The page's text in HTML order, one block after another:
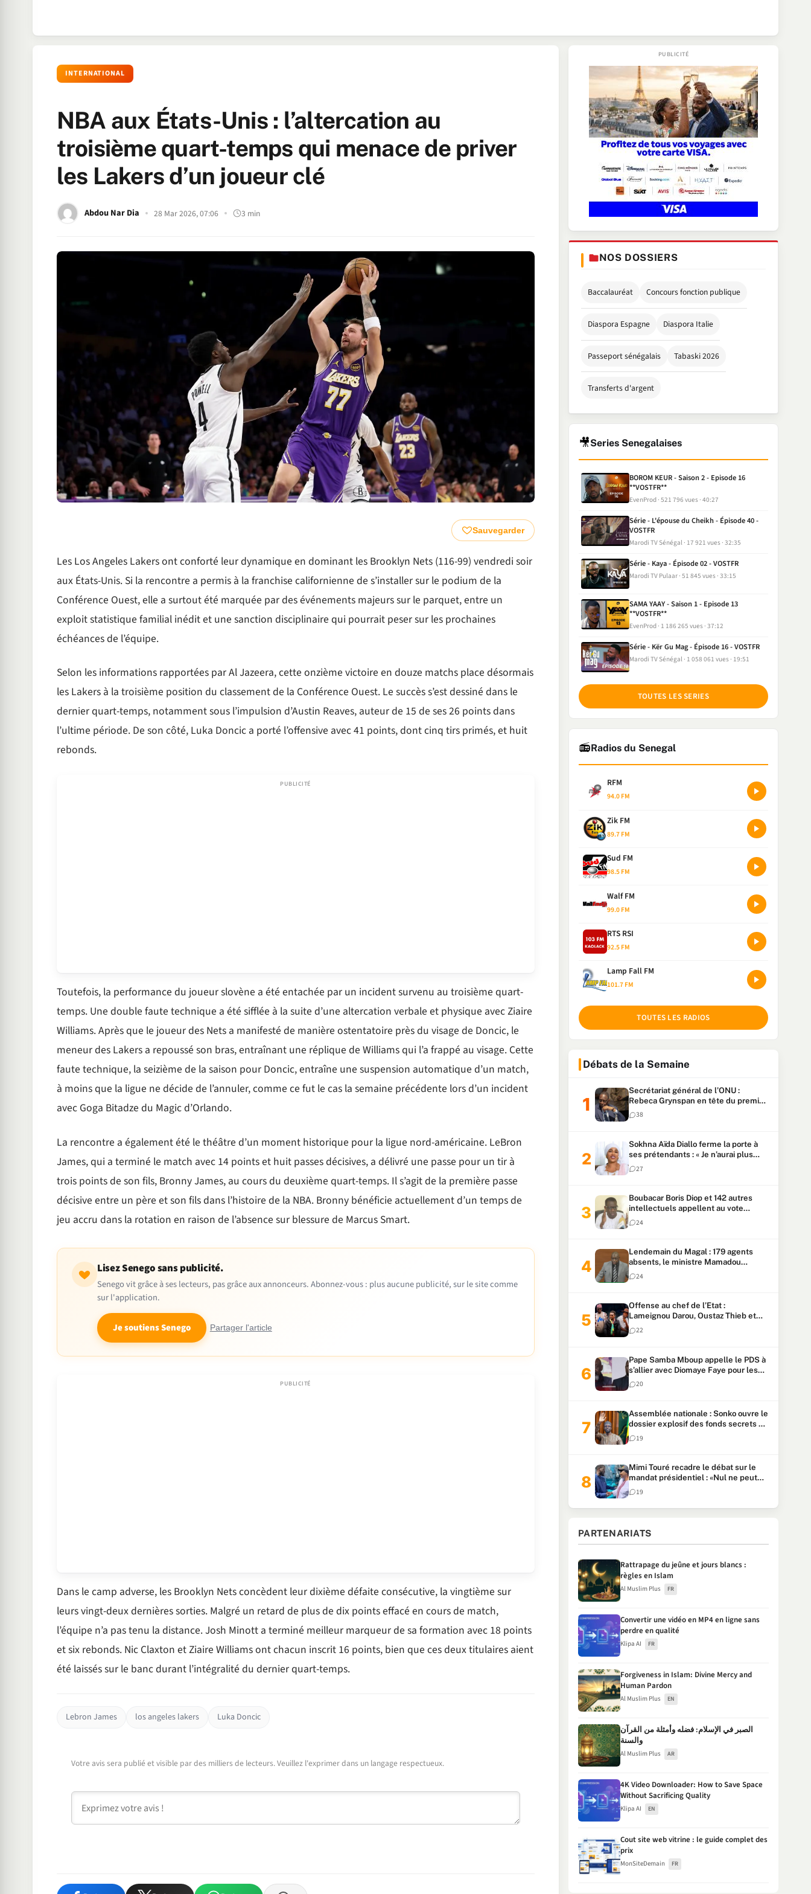
INTERNATIONAL
NBA aux États-Unis : l’altercation au
troisième quart-temps qui menace de priver
les Lakers d’un joueur clé
Abdou Nar Dia 28 Mar 2026, 07:06 3 min
Sauvegarder
Les Los Angeles Lakers ont conforté leur dynamique en dominant les Brooklyn Nets (116-99) vendredi soir
aux États-Unis. Si la rencontre a permis à la franchise californienne de s’installer sur le podium de la
Conférence Ouest, elle a surtout été marquée par des événements majeurs sur le parquet, entre un
exploit statistique familial inédit et une sanction disciplinaire qui pourrait peser sur les prochaines
échéances de l’équipe.
Selon les informations rapportées par Al Jazeera, cette onzième victoire en douze matchs place désormais
les Lakers à la troisième position du classement de la Conférence Ouest. Le succès s’est dessiné dans le
dernier quart-temps, notamment sous l’impulsion d’Austin Reaves, auteur de 15 de ses 26 points dans
l’ultime période. De son côté, Luka Doncic a porté l’offensive avec 41 points, dont cinq tirs primés, et huit
rebonds.
Toutefois, la performance du joueur slovène a été entachée par un incident survenu au troisième quart-
temps. Une double faute technique a été sifflée à la suite d’une altercation verbale et physique avec Ziaire
Williams. Après que le joueur des Nets a manifesté de manière ostentatoire près du visage de Doncic, le
meneur des Lakers a repoussé son bras, entraînant une réplique de Williams qui l’a frappé au visage. Cette
faute technique, la seizième de la saison pour Doncic, entraîne une suspension automatique d’un match,
à moins que la ligue ne décide de l’annuler, comme ce fut le cas la semaine précédente lors d’un incident
avec Goga Bitadze du Magic d’Orlando.
La rencontre a également été le théâtre d’un moment historique pour la ligue nord-américaine. LeBron
James, qui a terminé le match avec 14 points et huit passes décisives, a délivré une passe pour un tir à
trois points de son fils, Bronny James, au cours du deuxième quart-temps. Il s’agit de la première passe
décisive entre un père et son fils dans l’histoire de la NBA. Bronny bénéficie actuellement d’un temps de
jeu accru dans la rotation en raison de l’absence sur blessure de Marcus Smart.
Lisez Senego sans publicité.
Senego vit grâce à ses lecteurs, pas grâce aux annonceurs. Abonnez-vous : plus aucune publicité, sur le site comme
sur l'application.
Je soutiens Senego Partager l'article
Dans le camp adverse, les Brooklyn Nets concèdent leur dixième défaite consécutive, la vingtième sur
leurs vingt-deux dernières sorties. Malgré un retard de plus de dix points effacé en cours de match,
l’équipe n’a pas tenu la distance. Josh Minott a terminé meilleur marqueur de sa formation avec 18 points
et six rebonds. Nic Claxton et Ziaire Williams ont chacun inscrit 16 points, bien que ces deux titulaires aient
été laissés sur le banc durant l’intégralité du dernier quart-temps.
Lebron James los angeles lakers Luka Doncic
Votre avis sera publié et visible par des milliers de lecteurs. Veuillez l'exprimer dans un langage respectueux.
NOS DOSSIERS
Baccalauréat Concours fonction publique
Diaspora Espagne Diaspora Italie
Passeport sénégalais Tabaski 2026
Transferts d'argent
🎥Series Senegalaises
BOROM KEUR - Saison 2 - Episode 16
**VOSTFR**
EvenProd 521 796 vues 40:27
Série - L'épouse du Cheikh - Épisode 40 -
VOSTFR
Marodi TV Sénégal 17 921 vues 32:35
Série - Kaya - Épisode 02 - VOSTFR
Marodi TV Pulaar 51 845 vues 33:15
SAMA YAAY - Saison 1 - Episode 13
**VOSTFR**
EvenProd 1 186 265 vues 37:12
Série - Kër Gu Mag - Épisode 16 - VOSTFR
Marodi TV Sénégal 1 058 061 vues 19:51
TOUTES LES SERIES
📻Radios du Senegal
RFM
94.0 FM
Zik FM
89.7 FM
Sud FM
98.5 FM
Walf FM
99.0 FM
RTS RSI
92.5 FM
Lamp Fall FM
101.7 FM
TOUTES LES RADIOS
Débats de la Semaine
Secrétariat général de l’ONU :
Rebeca Grynspan en tête du premier
vote, Macky Sall pointe à la 5ᵉ place
38
Sokhna Aïda Diallo ferme la porte à
ses prétendants : « Je n’aurai plus
jamais un autre mari »
27
Boubacar Boris Diop et 142 autres
intellectuels appellent au vote
urgent de la révision
constitutionnelle
24
Lendemain du Magal : 179 agents
absents, le ministre Mamadou
Lamine Dianté exige des explications
24
Offense au chef de l’Etat :
Lameignou Darou, Oustaz Thieb et
Ndiaye Touba lourdement
condamnés
22
Pape Samba Mboup appelle le PDS à
s’allier avec Diomaye Faye pour les
locales et tacle Sonko
20
Assemblée nationale : Sonko ouvre le
dossier explosif des fonds secrets et
du patrimoine présidentiel
19
Mimi Touré recadre le débat sur le
mandat présidentiel : «Nul ne peut
faire plus de deux mandats
consécutifs de 5 ans»
19
PARTENARIATS
Rattrapage du jeûne et jours blancs :
règles en Islam
Al Muslim Plus FR
Convertir une vidéo en MP4 en ligne sans
perdre en qualité
Klipa AI FR
Forgiveness in Islam: Divine Mercy and
Human Pardon
Al Muslim Plus EN
الصبر في الإسلام: فضله وأمثلة من القرآن
والسنة
Al Muslim Plus AR
4K Video Downloader: How to Save Space
Without Sacrificing Quality
Klipa AI EN
Cout site web vitrine : le guide complet des
prix
MonSiteDemain FR